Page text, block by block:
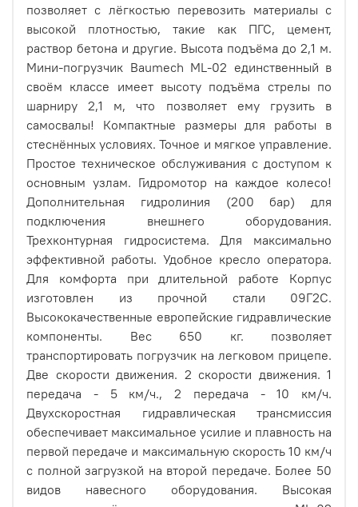
позволяет с лёгкостью перевозить материалы с
высокой плотностью, такие как ПГС, цемент,
раствор бетона и другие. Высота подъёма до 2,1 м.
Мини-погрузчик Baumech ML-02 единственный в
своём классе имеет высоту подъёма стрелы по
шарниру 2,1 м, что позволяет ему грузить в
самосвалы! Компактные размеры для работы в
стеснённых условиях. Точное и мягкое управление.
Простое техническое обслуживания с доступом к
основным узлам. Гидромотор на каждое колесо!
Дополнительная гидролиния (200 бар) для
подключения внешнего оборудования.
Трехконтурная гидросистема. Для максимально
эффективной работы. Удобное кресло оператора.
Для комфорта при длительной работе Корпус
изготовлен из прочной стали 09Г2С.
Высококачественные европейские гидравлические
компоненты. Вес 650 кг. позволяет
транспортировать погрузчик на легковом прицепе.
Две скорости движения. 2 скорости движения. 1
передача - 5 км/ч., 2 передача - 10 км/ч.
Двухскоростная гидравлическая трансмиссия
обеспечивает максимальное усилие и плавность на
первой передаче и максимальную скорость 10 км/ч
с полной загрузкой на второй передаче. Более 50
видов навесного оборудования. Высокая